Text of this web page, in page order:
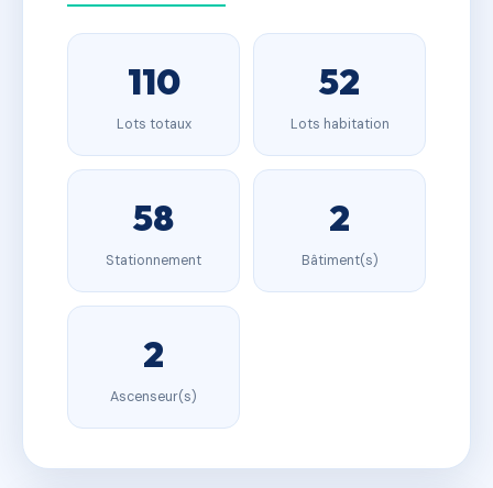
110
Lots totaux
52
Lots habitation
58
Stationnement
2
Bâtiment(s)
2
Ascenseur(s)